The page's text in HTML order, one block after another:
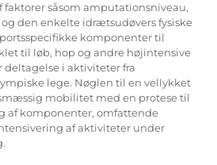
såsom amputationsniveau,
den enkelte idrætsudøvers fysiske
komponenter til
til løb, hop og andre højintensive
i aktiviteter fra
lege. Nøglen til en vellykket
mobilitet med en protese til
af komponenter, omfattende
af aktiviteter under